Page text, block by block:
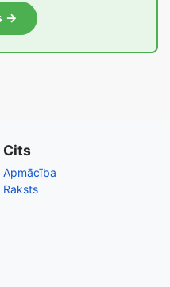
→
Cits
Apmācība
Raksts